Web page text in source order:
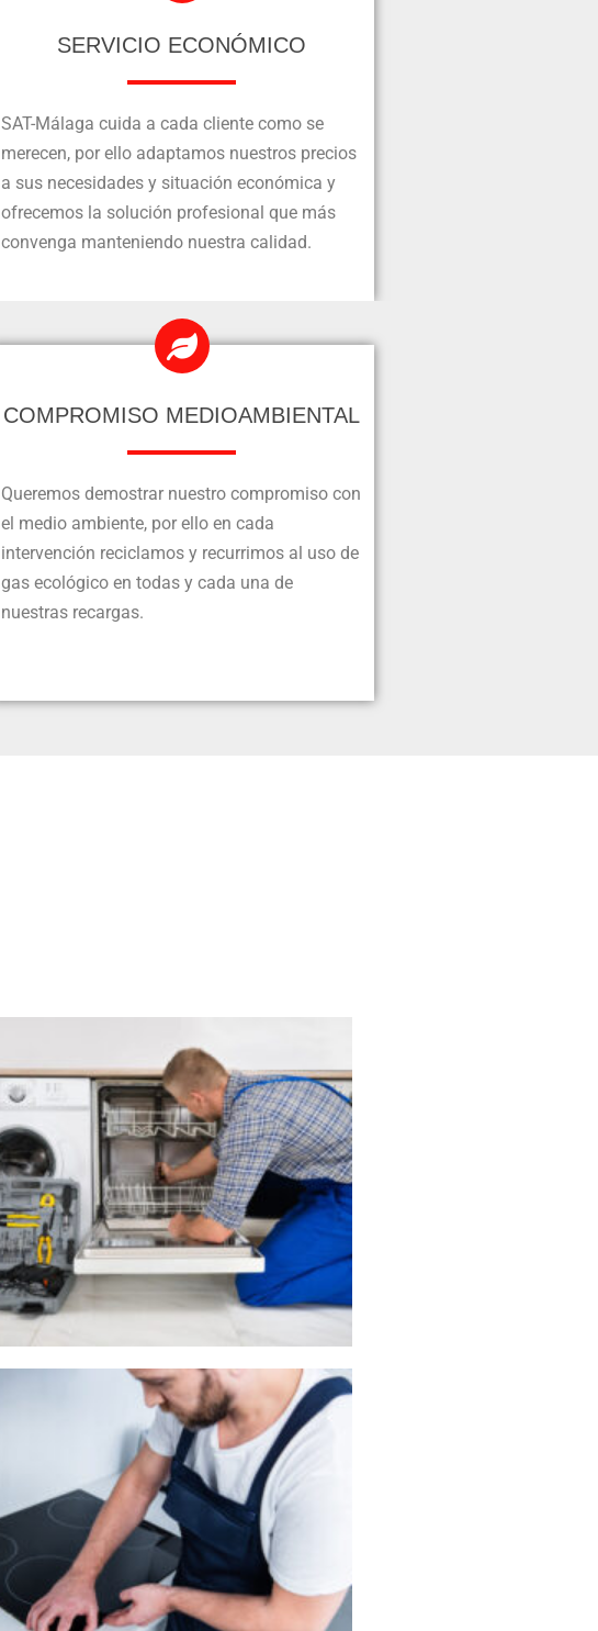
SERVICIO ECONÓMICO
SAT-Málaga cuida a cada cliente como se
merecen, por ello adaptamos nuestros precios
a sus necesidades y situación económica y
ofrecemos la solución profesional que más
convenga manteniendo nuestra calidad.
COMPROMISO MEDIOAMBIENTAL
Queremos demostrar nuestro compromiso con
el medio ambiente, por ello en cada
intervención reciclamos y recurrimos al uso de
gas ecológico en todas y cada una de
nuestras recargas.